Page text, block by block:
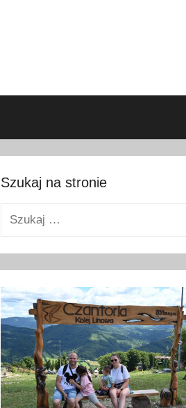
Szukaj na stronie
Szukaj: